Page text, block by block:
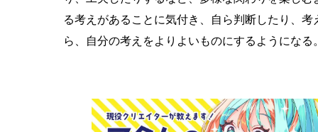
る考えがあることに気付き、自ら判断したり、
ら、自分の考えをよりよいものにするようになる